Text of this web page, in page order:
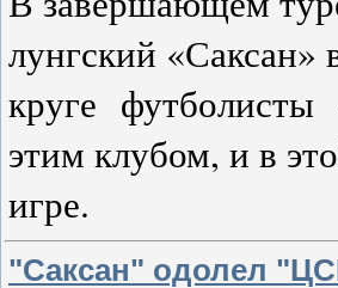
лунгский «Саксан»
круге футболисты
этим клубом, и в
игре.
"Саксан" одолел